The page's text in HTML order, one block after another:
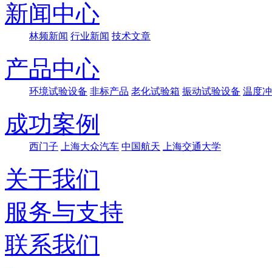
新闻中心
林频新闻 行业新闻 技术文章
产品中心
环境试验设备 非标产品 老化试验箱 振动试验设备 温度
成功案例
西门子 上海大众汽车 中国航天 上海交通大学
关于我们
服务与支持
联系我们